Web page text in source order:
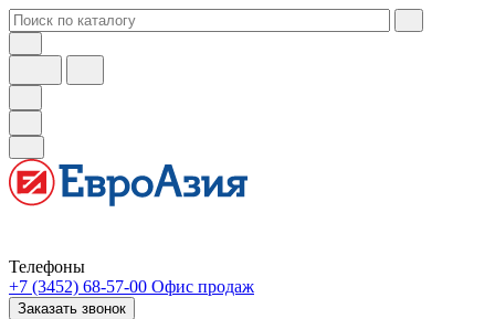
Телефоны
+7 (3452) 68-57-00 Офис продаж
Заказать звонок